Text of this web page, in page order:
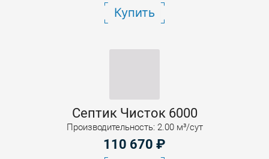
Купить
Септик Чисток 6000
Производительность: 2.00 м³/сут
110 670 ₽